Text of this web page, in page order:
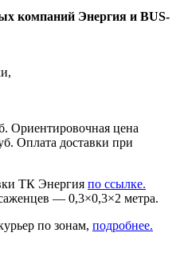
компаний Энергия и BUS-
Ориентировочная цена
Оплата доставки при
ТК Энергия по ссылке.
— 0,3×0,3×2 метра.
по зонам, подробнее.